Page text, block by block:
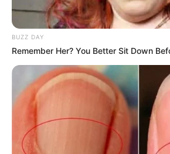
BUZZ DAY
Remember Her? You Better Sit Down